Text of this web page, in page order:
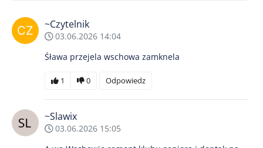
~Czytelnik
03.06.2026 14:04
Śława przejela wschowa zamknela
1 0 Odpowiedz
~Slawix
03.06.2026 15:05